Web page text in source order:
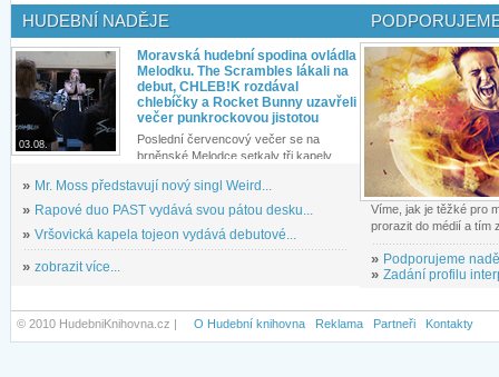
HUDEBNÍ NADĚJE
03.08.
Moravská hudební spodina ovládla
Melodku. The Scrambles lákali na
debut, CHLEB!K rozdával
chlebíčky a Rocket Bunny uzavřeli
večer punkrockovou jistotou
Poslední červencový večer se na
brněnské Melodce setkaly tři kapely...
» Mr. Moss představují nový singl Weird...
» Rapové duo PAST vydává svou pátou desku...
» Vršovická kapela tojeon vydává debutové...
» zobrazit více...
Víme, jak je těžké pro
prorazit do médií a tím
» Podporujeme
» Zadání profilu
© 2010 HudebniKnihovna.cz | O Hudební knihovna Reklama Partneři Kontakty